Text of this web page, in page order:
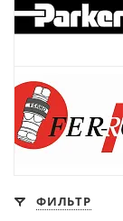
ФИЛЬТР